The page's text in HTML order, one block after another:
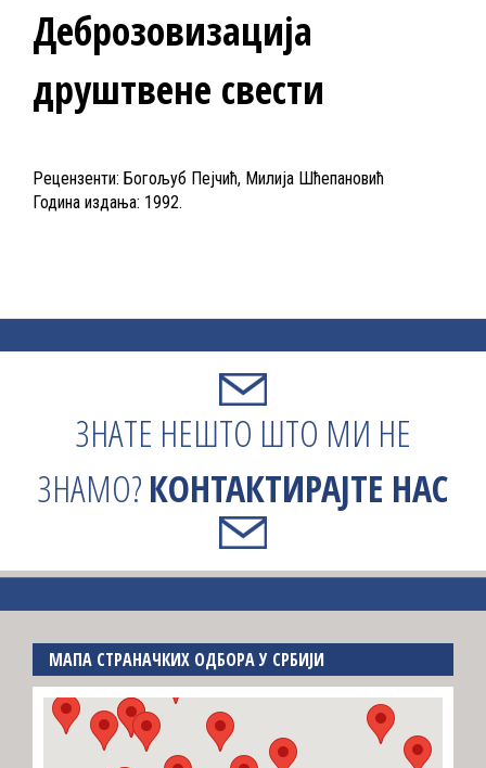
Деброзовизација
друштвене свести
Рецензенти: Богољуб Пејчић, Милија Шћепановић
Година издања: 1992.
ЗНАТЕ НЕШТО ШТО МИ НЕ
ЗНАМО?КОНТАКТИРАЈТЕ НАС
МАПА СТРАНАЧКИХ ОДБОРА У СРБИЈИ